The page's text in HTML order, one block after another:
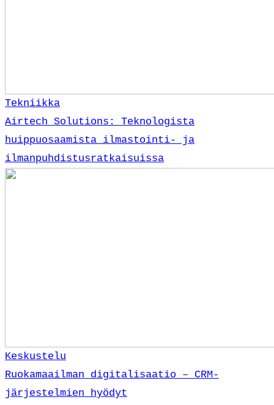
Tekniikka
Airtech Solutions: Teknologista
huippuosaamista ilmastointi- ja
ilmanpuhdistusratkaisuissa
Keskustelu
Ruokamaailman digitalisaatio – CRM-
järjestelmien hyödyt